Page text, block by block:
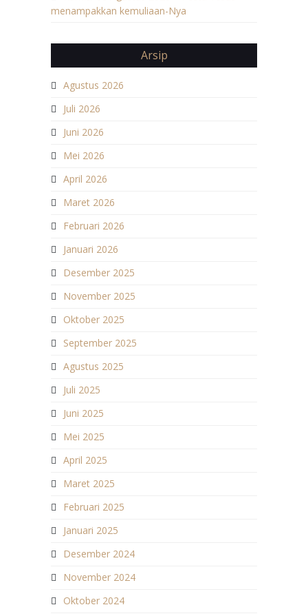
menampakkan kemuliaan-Nya
Arsip
Agustus 2026
Juli 2026
Juni 2026
Mei 2026
April 2026
Maret 2026
Februari 2026
Januari 2026
Desember 2025
November 2025
Oktober 2025
September 2025
Agustus 2025
Juli 2025
Juni 2025
Mei 2025
April 2025
Maret 2025
Februari 2025
Januari 2025
Desember 2024
November 2024
Oktober 2024